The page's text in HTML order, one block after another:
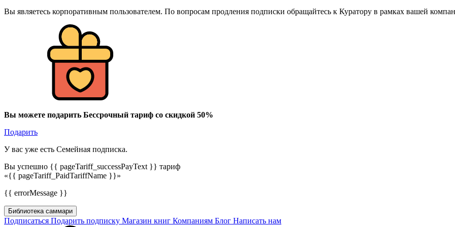
Вы являетесь корпоративным пользователем. По вопросам продления подписки обращайтесь к Куратору в рамках вашей
Вы можете подарить Бессрочный тариф со скидкой 50%
Подарить
У вас уже есть Семейная подписка.
Вы успешно {{ pageTariff_successPayText }} тариф
«{{ pageTariff_PaidTariffName }}»
{{ errorMessage }}
Библиотека саммари
Подписаться Подарить подписку Магазин книг Компаниям Блог Написать нам